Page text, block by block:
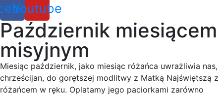
Youtube
Październik miesiącem
misyjnym
Miesiąc październik, jako miesiąc różańca uwrażliwia nas,
chrześcijan, do gorętszej modlitwy z Matką Najświętszą z
różańcem w ręku. Oplatamy jego paciorkami zarówno